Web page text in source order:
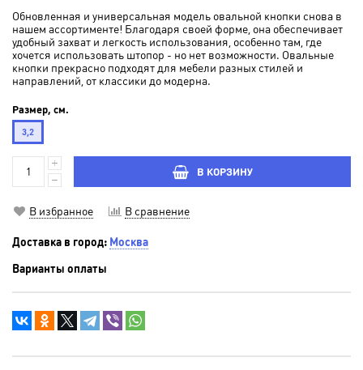
Обновленная и универсальная модель овальной кнопки снова в
нашем ассортименте! Благодаря своей форме, она обеспечивает
удобный захват и легкость использования, особенно там, где
хочется использовать штопор - но нет возможности. Овальные
кнопки прекрасно подходят для мебели разных стилей и
направлений, от классики до модерна.
Размер, см.
3,2
В КОРЗИНУ
В избранное В сравнение
Доставка в город: Москва
Варианты оплаты